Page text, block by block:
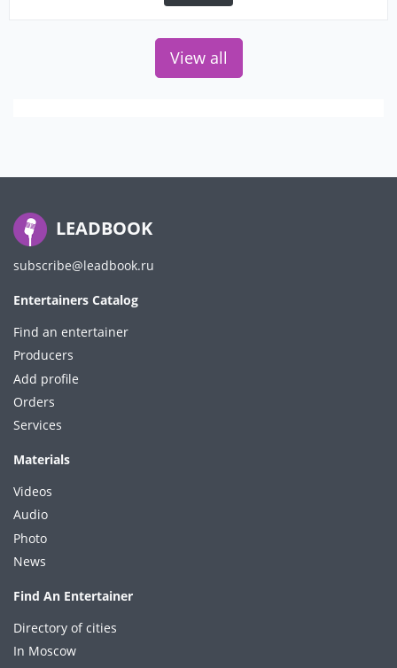
View all
LEADBOOK
subscribe@leadbook.ru
Entertainers Catalog
Find an entertainer
Producers
Add profile
Orders
Services
Materials
Videos
Audio
Photo
News
Find An Entertainer
Directory of cities
In Moscow